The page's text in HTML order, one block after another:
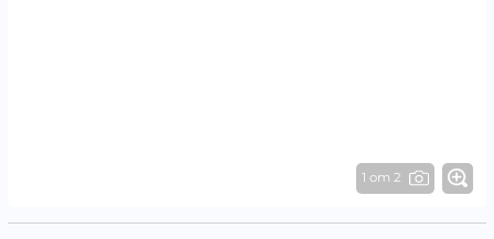
1 от 2